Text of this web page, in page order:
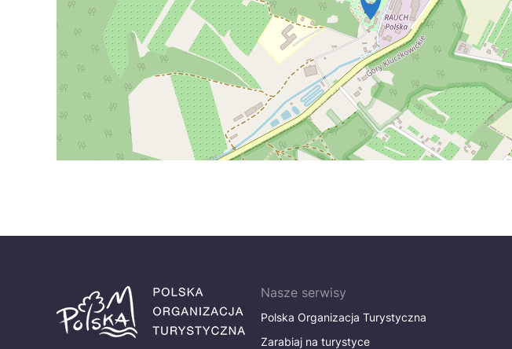
Nasze serwisy
Polska Organizacja Turystyczna
Zarabiaj na turystyce